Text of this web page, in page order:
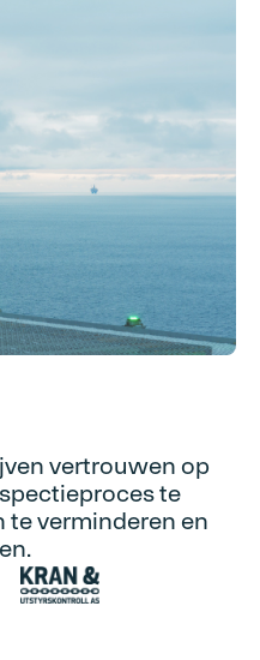
vertrouwen op
te
te verminderen en